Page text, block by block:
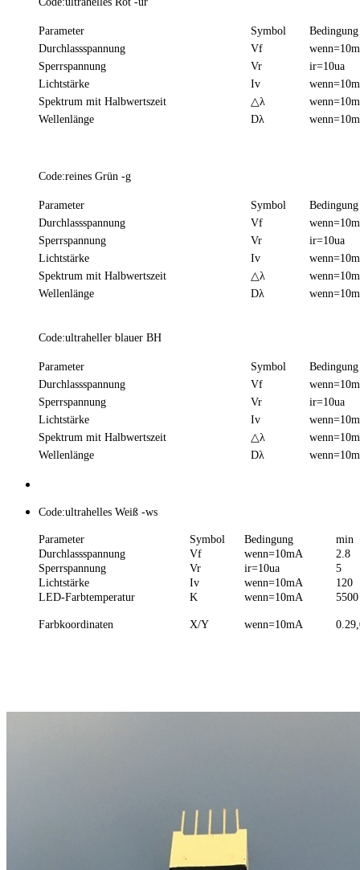
Parameter Symbol
Bedingung
Durchlassspannung
Vf
Sperrspannung
Vr
ir=10ua
Lichtstärke
Iv
Spektrum mit Halbwertszeit
△λ
Wellenlänge
Dλ
Code:reines Grün -g
Parameter Symbol
Bedingung
Durchlassspannung
Vf
Sperrspannung
Vr
ir=10ua
Lichtstärke
Iv
Spektrum mit Halbwertszeit
△λ
Wellenlänge
Dλ
Code:ultraheller blauer BH
Parameter Symbol
Bedingung
Durchlassspannung
Vf
Sperrspannung
Vr
ir=10ua
Lichtstärke
Iv
Spektrum mit Halbwertszeit
△λ
Wellenlänge
Dλ
Code:ultrahelles Weiß -ws
Parameter Symbol Bedingung
min
Durchlassspannung
Vf wenn=10mA
2.8
Sperrspannung
Vr ir=10ua
5
Lichtstärke
Iv wenn=10mA
120
LED-Farbtemperatur
K wenn=10mA 5500
Farbkoordinaten X/Y wenn=10mA